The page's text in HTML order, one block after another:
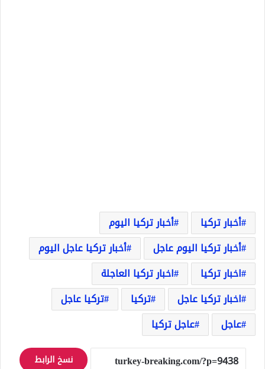
أخبار تركيا
أخبار تركيا اليوم
أخبار تركيا اليوم عاجل
أخبار تركيا عاجل اليوم
اخبار تركيا
اخبار تركيا العاجلة
اخبار تركيا عاجل
تركيا
تركيا عاجل
عاجل
عاجل تركيا
نسخ الرابط